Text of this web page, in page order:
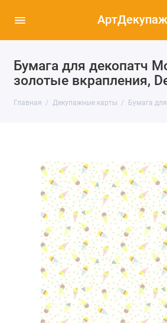
АртДекупаж
Бумага для декопатч
золотые вкрапления,
Главная Декупажные карты Бумага